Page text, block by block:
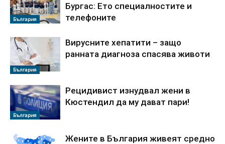
България
Бургас: Ето специалностите и
телефоните
България
Вирусните хепатити – защо
ранната диагноза спасява животи
България
Рецидивист изнудвал жени в
Кюстендил да му дават пари!
Жените в България живеят средно